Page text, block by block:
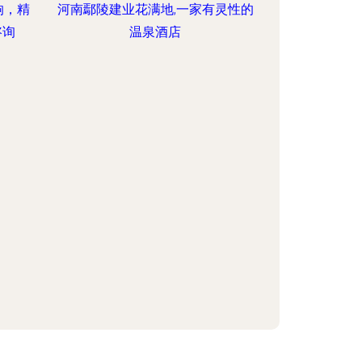
，精
河南鄢陵建业花满地,一家有灵性的
温泉酒店